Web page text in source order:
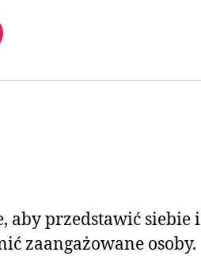
aby przedstawić siebie i
zaangażowane osoby.